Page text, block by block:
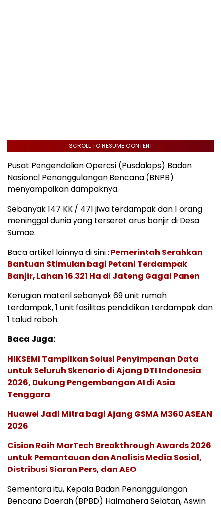
SCROLL TO RESUME CONTENT
Pusat Pengendalian Operasi (Pusdalops) Badan
Nasional Penanggulangan Bencana (BNPB)
menyampaikan dampaknya.
Sebanyak 147 KK / 471 jiwa terdampak dan 1 orang
meninggal dunia yang terseret arus banjir di Desa
Sumae.
Baca artikel lainnya di sini : Pemerintah Serahkan
Bantuan Stimulan bagi Petani Terdampak
Banjir, Lahan 16.321 Ha di Jateng Gagal Panen
Kerugian materil sebanyak 69 unit rumah
terdampak, 1 unit fasilitas pendidikan terdampak dan
1 talud roboh.
Baca Juga:
HIKSEMI Tampilkan Solusi Penyimpanan Data
untuk Seluruh Skenario di Ajang DTI Indonesia
2026, Dukung Pengembangan AI di Asia
Tenggara
Huawei Jadi Mitra bagi Ajang GSMA M360 ASEAN
2026
Cision Raih MarTech Breakthrough Awards 2026
untuk Pemantauan dan Analisis Media Sosial,
Distribusi Siaran Pers, dan AEO
Sementara itu, Kepala Badan Penanggulangan
Bencana Daerah (BPBD) Halmahera Selatan, Aswin